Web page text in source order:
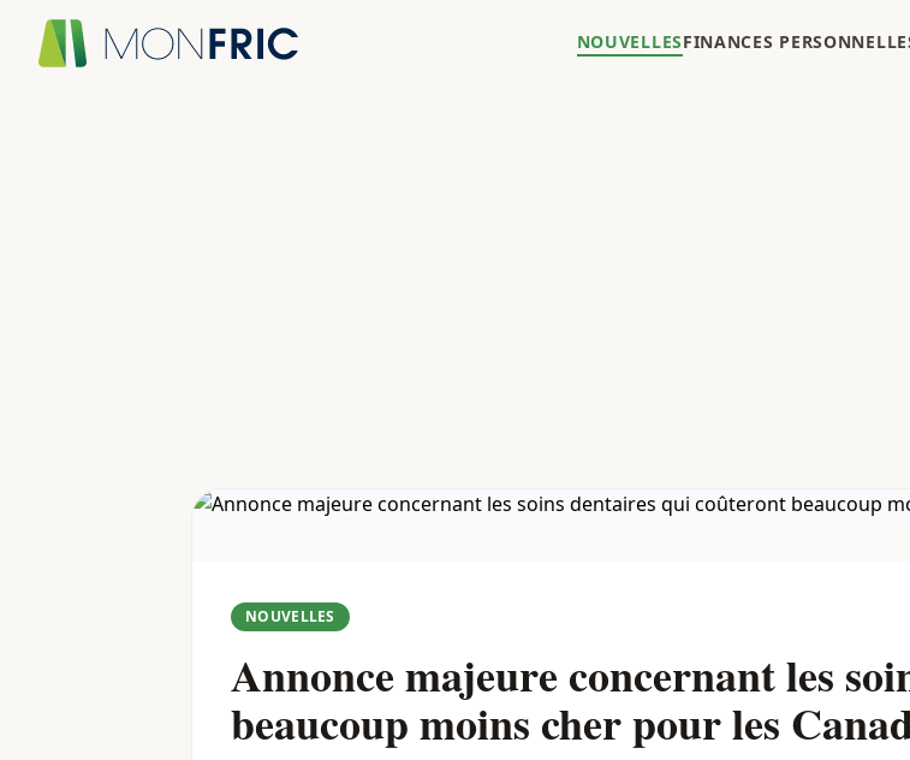
NOUVELLESFINANCES
NOUVELLES
Annonce majeure concernant les
beaucoup moins cher pour les